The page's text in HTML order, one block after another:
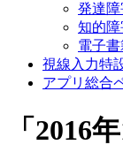
発達障
知的
電子
視線入力特
アプリ総合
「 2016